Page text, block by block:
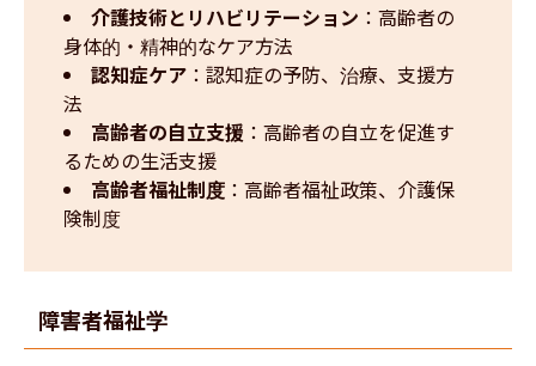
介護技術とリハビリテーション ：高齢者の
身体的・精神的なケア方法
認知症ケア ：認知症の予防、治療、支援方
法
高齢者の自立支援 ：高齢者の自立を促進す
るための生活支援
高齢者福祉制度 ：高齢者福祉政策、介護保
険制度
障害者福祉学